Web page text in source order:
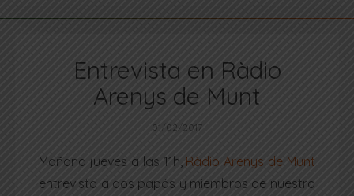
Entrevista en Ràdio
Arenys de Munt
01/02/2017
Mañana jueves a las 11h, Ràdio Arenys de Munt
entrevista a dos papás y miembros de nuestra